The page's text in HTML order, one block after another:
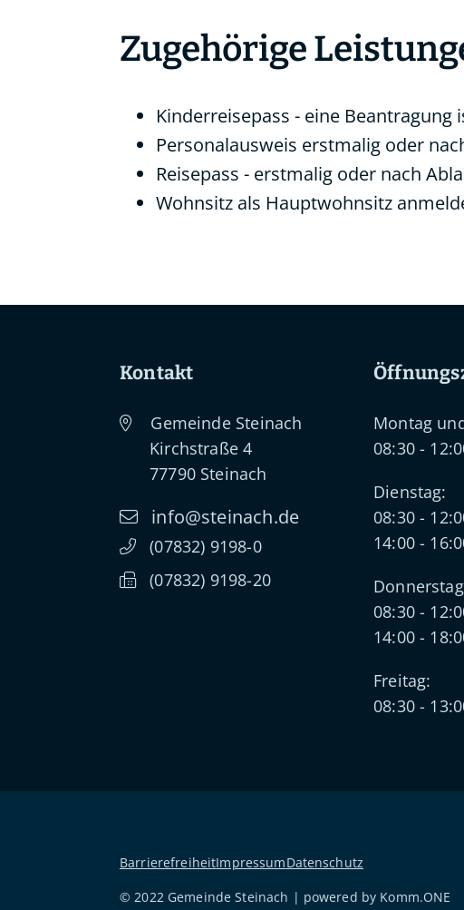
Zugehörige
Kinderreisepass - eine
Personalausweis erstmalig oder
Reisepass - erstmalig oder nach
Wohnsitz als Hauptwohnsitz
Kontakt
Gemeinde Steinach
Kirchstraße 4
77790 Steinach
info@steinach.de
(07832) 9198-0
(07832) 9198-20
Montag
08:30 -
Dienstag:
08:30 -
14:00 -
08:30 -
14:00 -
Freitag:
08:30 -
BarrierefreiheitImpressumDatenschutz
© 2022 Gemeinde Steinach | powered by Komm.ONE